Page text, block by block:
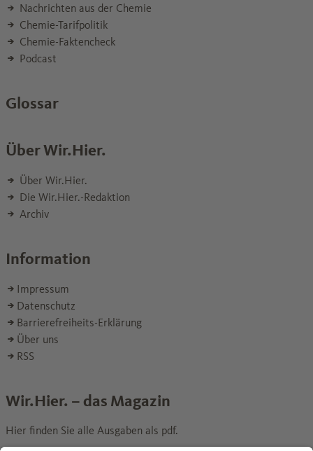
Nachrichten aus der Chemie
Chemie-Tarifpolitik
Chemie-Faktencheck
Podcast
Glossar
Über Wir.Hier.
Über Wir.Hier.
Die Wir.Hier.-Redaktion
Archiv
Information
Impressum
Datenschutz
Barrierefreiheits-Erklärung
Über uns
RSS
Wir.Hier. – das Magazin
Hier finden Sie alle Ausgaben als pdf.